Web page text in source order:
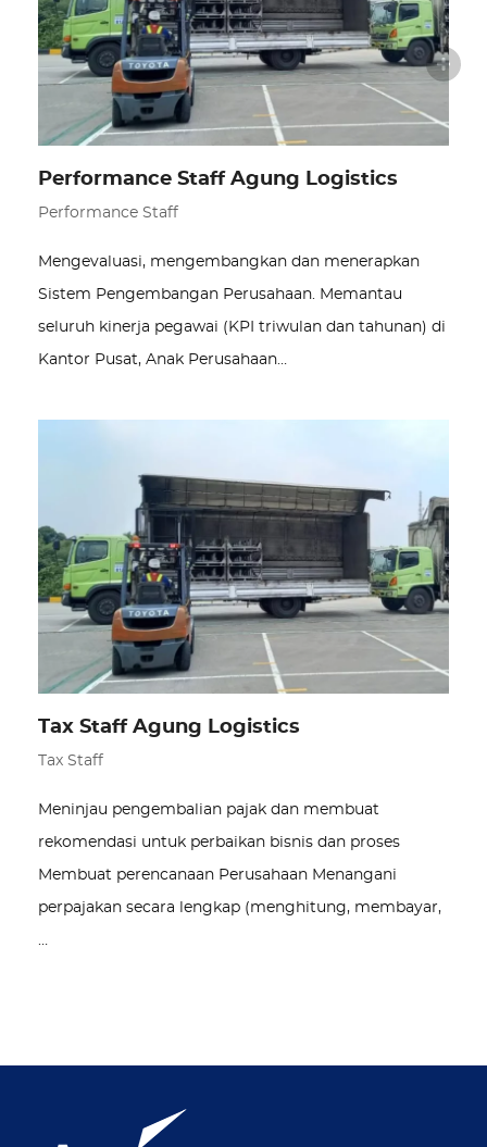
Performance Staff Agung Logistics
Performance Staff
Mengevaluasi, mengembangkan dan menerapkan
Sistem Pengembangan Perusahaan. Memantau
seluruh kinerja pegawai (KPI triwulan dan tahunan) di
Kantor Pusat, Anak Perusahaan…
Tax Staff Agung Logistics
Tax Staff
Meninjau pengembalian pajak dan membuat
rekomendasi untuk perbaikan bisnis dan proses
Membuat perencanaan Perusahaan Menangani
perpajakan secara lengkap (menghitung, membayar,
…